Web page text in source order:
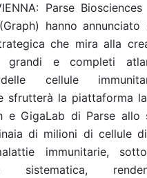
Parse
hanno annunciato
che mira alla
e completi
cellule
sfrutterà la piattaforma
e GigaLab di Parse allo
di milioni di cellule
immunitarie,
sistematica,